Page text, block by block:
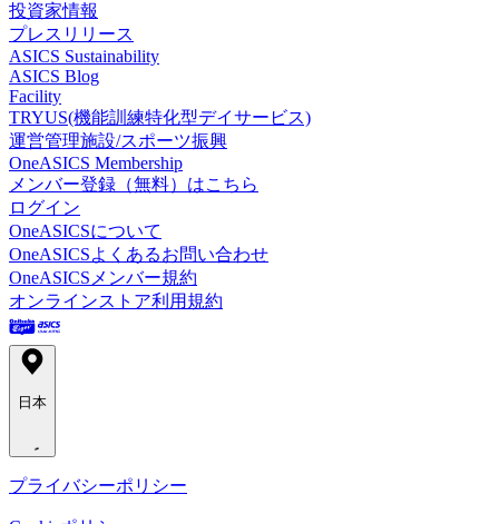
投資家情報
プレスリリース
ASICS Sustainability
ASICS Blog
Facility
TRYUS(機能訓練特化型デイサービス)
運営管理施設/スポーツ振興
OneASICS Membership
メンバー登録（無料）はこちら
ログイン
OneASICSについて
OneASICSよくあるお問い合わせ
OneASICSメンバー規約
オンラインストア利用規約
日本
プライバシーポリシー